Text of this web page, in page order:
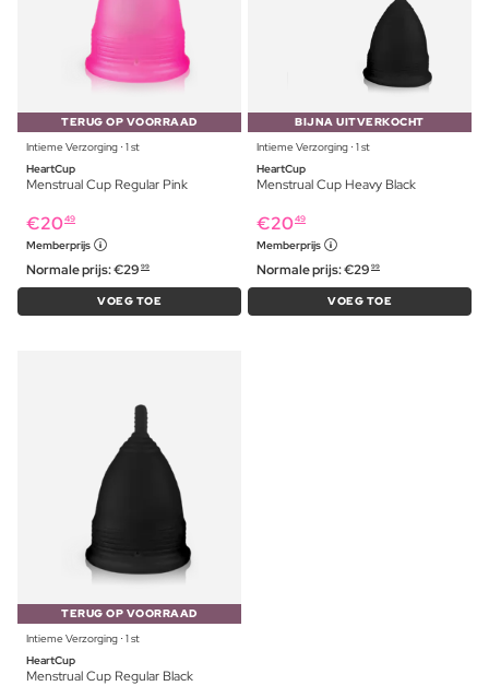
TERUG OP VOORRAAD
Intieme Verzorging ⋅ 1 st
HeartCup
Menstrual Cup Regular Pink
€2049
Memberprijs
Normale prijs:€29 99
VOEG TOE
BIJNA UITVERKOCHT
Intieme Verzorging ⋅ 1 st
HeartCup
Menstrual Cup Heavy Black
€2049
Memberprijs
Normale prijs:€29 99
VOEG TOE
TERUG OP VOORRAAD
Intieme Verzorging ⋅ 1 st
HeartCup
Menstrual Cup Regular Black